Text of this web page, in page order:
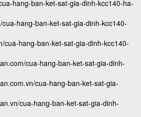
hang-ban-ket-sat-gia-dinh-kcc140-ha-
cua-hang-ban-ket-sat-gia-dinh-kcc140-
cua-hang-ban-ket-sat-gia-dinh-kcc140-
cua-hang-ban-ket-sat-gia-dinh-
cua-hang-ban-ket-sat-gia-
cua-hang-ban-ket-sat-gia-dinh-